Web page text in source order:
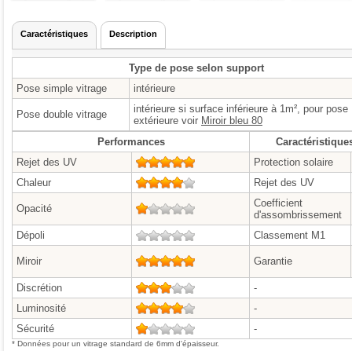
Caractéristiques Description
Type de pose selon support
Pose simple vitrage
intérieure
Pose double vitrage
intérieure si surface inférieure à 1m², pour pose
extérieure voir Miroir bleu 80
Performances
Rejet des UV
Protection solaire
Chaleur
Rejet des UV
Opacité
Coefficient
d'assombrissement
Dépoli
Classement M1
Miroir Garantie
Discrétion
-
Luminosité
-
Sécurité
-
* Données pour un vitrage standard de 6mm d'épaisseur.